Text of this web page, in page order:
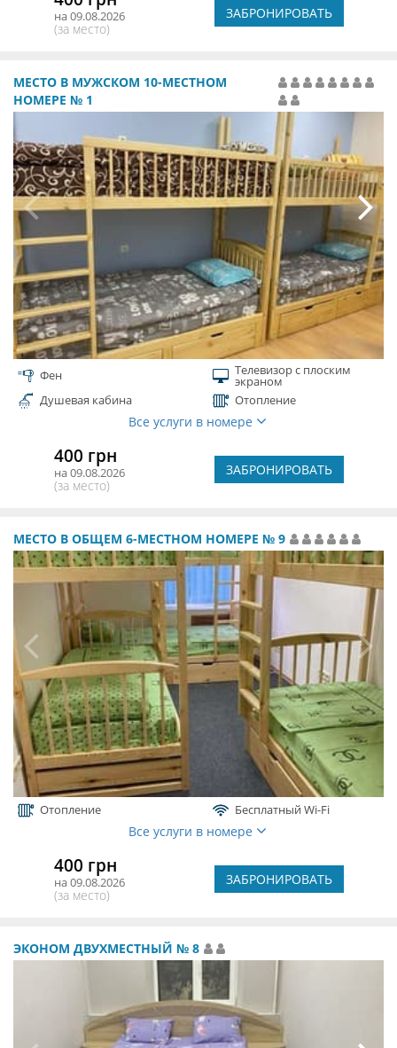
на 09.08.2026
(за место)
ЗАБРОНИРОВАТЬ
МЕСТО В МУЖСКОМ 10-МЕСТНОМ
НОМЕРЕ № 1
Фен Телевизор с плоским
экраном
Душевая кабина
Отопление
Все услуги в номере
400 грн
на 09.08.2026
(за место)
ЗАБРОНИРОВАТЬ
МЕСТО В ОБЩЕМ 6-МЕСТНОМ НОМЕРЕ № 9
Отопление Бесплатный Wi-Fi
Все услуги в номере
400 грн
на 09.08.2026
(за место)
ЗАБРОНИРОВАТЬ
ЭКОНОМ ДВУХМЕСТНЫЙ № 8